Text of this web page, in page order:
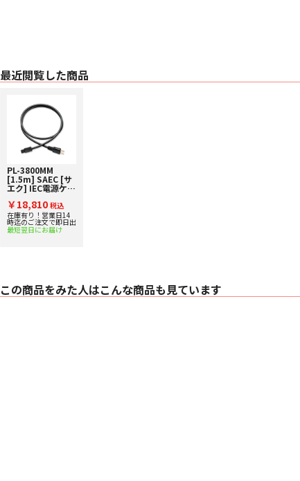
最近閲覧した商品
PL-3800MM
[1.5m] SAEC [サ
エク] IEC電源ケー
￥18,810 税込
在庫有り！営業日14
時迄のご注文で即日出
最短翌日にお届け
この商品をみた人はこんな商品も見ています